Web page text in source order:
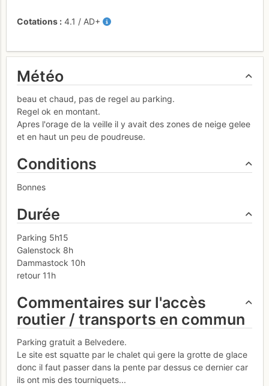
Cotations 4.1 / AD+
Météo
beau et chaud, pas de regel au parking.
Regel ok en montant.
Apres l'orage de la veille il y avait des zones de neige gelee
et en haut un peu de poudreuse.
Conditions
Bonnes
Durée
Parking 5h15
Galenstock 8h
Dammastock 10h
retour 11h
Commentaires sur l'accès
routier / transports en commun
Parking gratuit a Belvedere.
Le site est squatte par le chalet qui gere la grotte de glace
donc il faut passer dans la pente par dessus ce dernier car
ils ont mis des tourniquets...